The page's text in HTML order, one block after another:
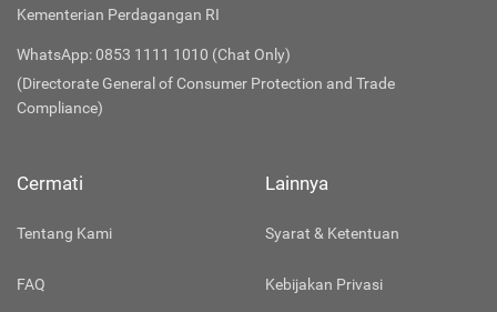
Kementerian Perdagangan RI
WhatsApp: 0853 1111 1010 (Chat Only)
(Directorate General of Consumer Protection and Trade
Compliance)
Cermati
Tentang Kami
FAQ
Lainnya
Syarat & Ketentuan
Kebijakan Privasi